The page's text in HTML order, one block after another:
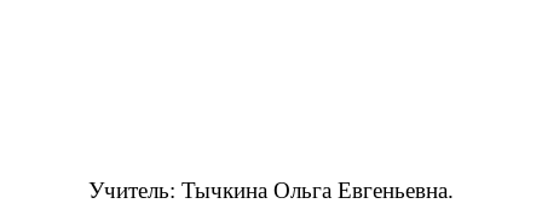
Учитель: Тычкина Ольга Евгеньевна.